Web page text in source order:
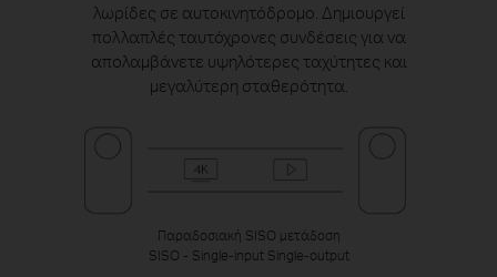
λωρίδες σε αυτοκινητόδρομο. Δημιουργεί
πολλαπλές ταυτόχρονες συνδέσεις για να
απολαμβάνετε υψηλότερες ταχύτητες και
μεγαλύτερη σταθερότητα.
Παραδοσιακή SISO μετάδοση
SISO - Single-input Single-output